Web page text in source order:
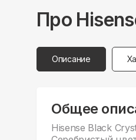
Про
Описание
Общее
Hisense Black